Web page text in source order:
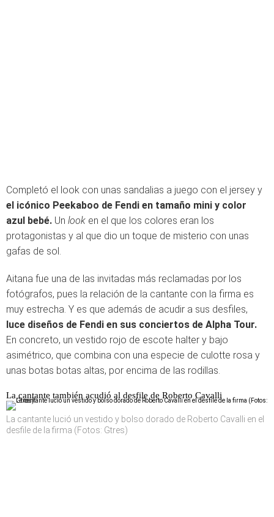
Completó el look con unas sandalias a juego con el jersey y
el icónico Peekaboo de Fendi en tamaño mini y color
azul bebé. Un look en el que los colores eran los
protagonistas y al que dio un toque de misterio con unas
gafas de sol.
Aitana fue una de las invitadas más reclamadas por los
fotógrafos, pues la relación de la cantante con la firma es
muy estrecha. Y es que además de acudir a sus desfiles,
luce diseños de Fendi en sus conciertos de Alpha Tour.
En concreto, un vestido rojo de escote halter y bajo
asimétrico, que combina con una especie de culotte rosa y
unas botas botas altas, por encima de las rodillas.
La cantante también acudió al desfile de Roberto Cavalli
La cantante lució un vestido y bolso dorado de Roberto Cavalli en el
desfile de la firma (Fotos: Gtres)